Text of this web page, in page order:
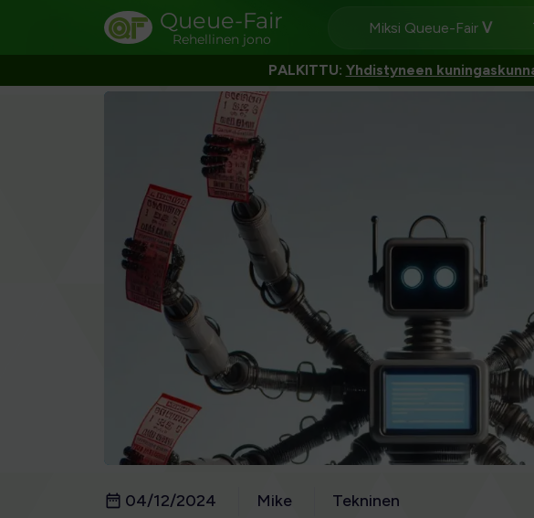
Queue-Fair
Rehellinen jono
Miksi Queue-Fair
PALKITTU: Yhdistyneen
04/12/2024 Mike Tekninen